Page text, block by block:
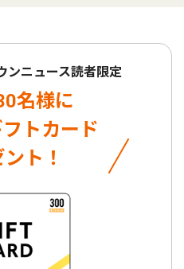
ンニュース読者限定
名様に
トカード
ト！